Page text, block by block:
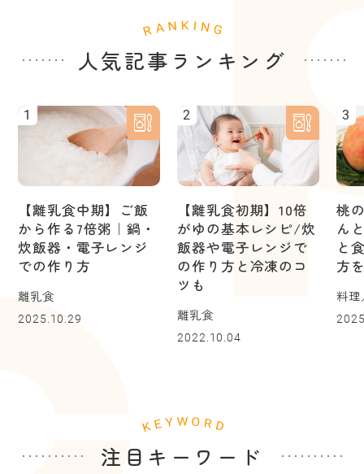
人気記事ランキング
1
【離乳食中期】ご飯
から作る7倍粥｜鍋・
炊飯器・電子レンジ
での作り方
離乳食
2025.10.29
2
【離乳食初期】10倍
がゆの基本レシピ/炊
飯器や電子レンジで
の作り方と冷凍のコ
ツも
離乳食
2022.10.04
3
桃
ん
と
方
料
注目キーワード